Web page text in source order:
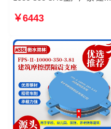
支座FPSII-8000-300-3.48生
￥6443